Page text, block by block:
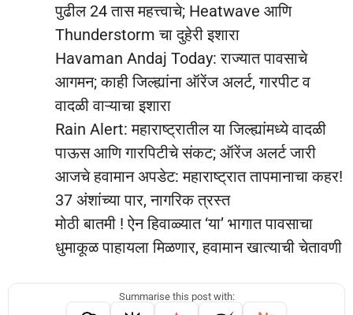
पुढील 24 तास महत्त्वाचे; Heatwave आणि
Thunderstorm चा दुहेरी इशारा
Havaman Andaj Today: राज्यात पावसाचे
आगमन; काही जिल्ह्यांना ऑरेंज अलर्ट, गारपीट व
वादळी वाऱ्याचा इशारा
Rain Alert: महाराष्ट्रातील या जिल्ह्यांमध्ये वादळी
पाऊस आणि गारपिटीचे संकट; ऑरेंज अलर्ट जारी
आजचे हवामान अपडेट: महाराष्ट्रात तापमानाचा कहर!
37 अंशांच्या पार, नागरिक त्रस्त
मोठी बातमी ! ऐन हिवाळ्यात ‘या’ भागात पावसाचा
धुमाकूळ पाहायला मिळणार, हवामान खात्याची चेतावणी
Summarise this post with: